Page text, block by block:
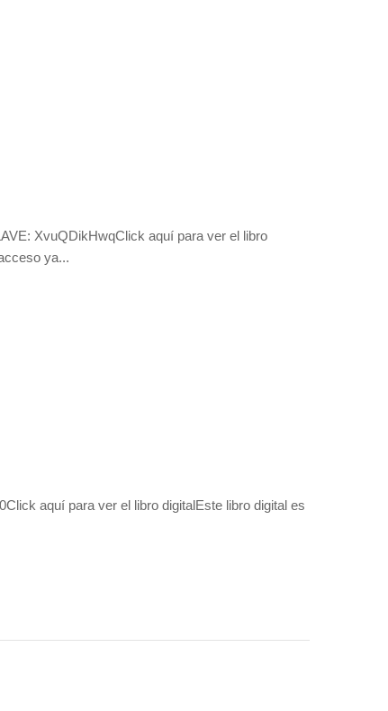
XvuQDikHwqClick aquí para ver el libro
ya...
aquí para ver el libro digitalEste libro digital es